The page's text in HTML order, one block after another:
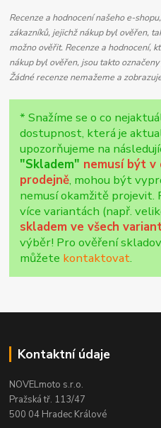
Recenze a hodnocení našeho e-
zákazníků, jejichž nákup byl ověřen,
možno ověřit. Recenze a hodnocení,
nákup byl ověřen, jsou takto
Žádné recenze nemažeme a
* Snažíme se o co
dostupnost, která je
upozorňujeme na
"Skladem" nemusí být v
prodejně, mohou být
nemusí okamžitě projevit.
více variantách (např.
skladem ve všech
výběr! Pro ověření
můžete kontaktovat.
Kontaktní údaje
NOVELmoto s.r.o.
Pražská tř. 113/47
500 04 Hradec Králové